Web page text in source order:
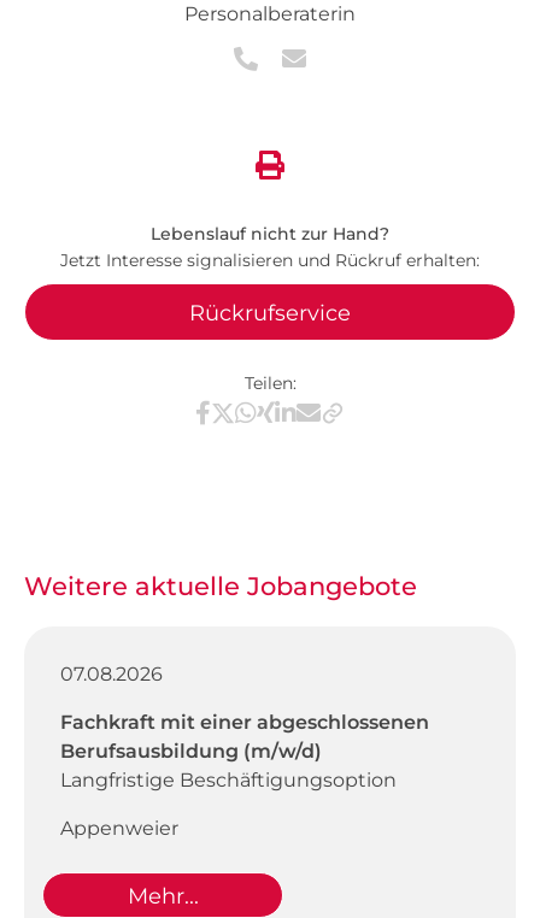
Personalberaterin
Lebenslauf nicht zur Hand?
Jetzt Interesse signalisieren und Rückruf erhalten:
Rückrufservice
Teilen:
Teilen via Facebook
Teilen via X / Twitter
Teilen via WhatsApp
Teilen via Xing
Teilen via LinkedIn
Teilen via E-Mail
Weitere aktuelle Jobangebote
07.08.2026
Fachkraft mit einer abgeschlossenen
Berufsausbildung (m/w/d)
Langfristige Beschäftigungsoption
Appenweier
Mehr...